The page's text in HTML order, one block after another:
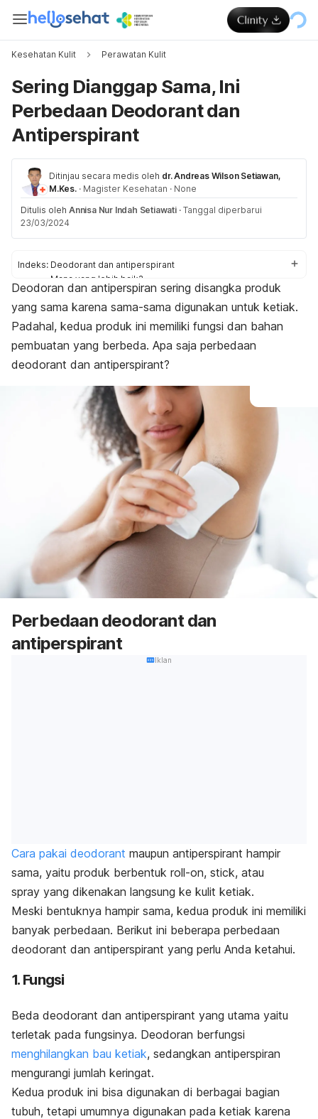
Kesehatan Kulit Perawatan Kulit
Sering Dianggap Sama, Ini
Perbedaan Deodorant dan
Antiperspirant
Ditinjau secara medis oleh dr. Andreas Wilson Setiawan,
M.Kes. · Magister Kesehatan · None
Ditulis oleh Annisa Nur Indah Setiawati · Tanggal diperbarui
23/03/2024
Indeks: Deodorant dan antiperspirant
Mana yang lebih baik?
Hal yang harus diperhatikan
Deodoran dan antiperspiran sering disangka produk
yang sama karena sama-sama digunakan untuk ketiak.
Padahal, kedua produk ini memiliki fungsi dan bahan
pembuatan yang berbeda. Apa saja perbedaan
deodorant dan antiperspirant?
Perbedaan deodorantdan
antiperspirant
Iklan
Cara pakai deodorant maupun antiperspirant hampir
sama, yaitu produk berbentuk roll-on, stick, atau
spray yang dikenakan langsung ke kulit ketiak.
Meski bentuknya hampir sama, kedua produk ini memiliki
banyak perbedaan. Berikut ini beberapa perbedaan
deodorant dan antiperspirant yang perlu Anda ketahui.
1. Fungsi
Beda deodorant dan antiperspirant yang utama yaitu
terletak pada fungsinya. Deodoran berfungsi
menghilangkan bau ketiak, sedangkan antiperspiran
mengurangi jumlah keringat.
Kedua produk ini bisa digunakan di berbagai bagian
tubuh, tetapi umumnya digunakan pada ketiak karena